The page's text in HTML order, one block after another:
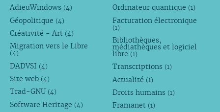
AdieuWindows (4)
Géopolitique (4)
Créativité - Art (4)
Migration vers le Libre
(4)
DADVSI (4)
Site web (4)
Trad-GNU (4)
Software Heritage (4)
Ordinateur quantique (1)
Facturation électronique
(1)
Bibliothèques,
médiathèques et logiciel
libre (1)
Transcriptions (1)
Actualité (1)
Droits humains (1)
Framanet (1)